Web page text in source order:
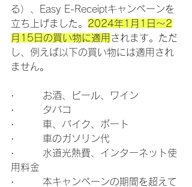
る）、Easy E-Receiptキャンペーンを
立ち上げました。 2024年1月1日～2
月15日の買い物に適用 されます。ただ
し、例えば以下の買い物には適用され
ません。
·        お酒、ビール、ワイン
·        タバコ
·        車、バイク、ボート
·        車のガソリン代
·        水道光熱費、インターネット使
用料金
·        本キャンペーンの期間を超えて